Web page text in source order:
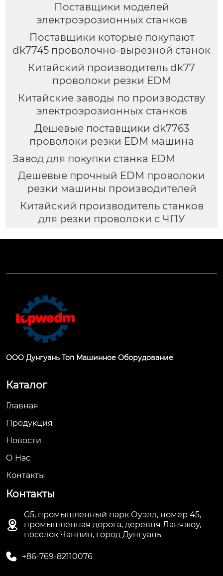
Поставщики моделей
электроэрозионных станков
Поставщики которые покупают
dk7745 проволочно-вырезной станок
Китайский производитель dk77
проволоки резки EDM
Китайские заводы по производству
электроэрозионных станков
Дешевые поставщики dk7763
проволоки резки EDM машина
Завод для покупки станка EDM
Дешевые прочный EDM проволоки
резки машины производителей
Китайский производитель станков
для резки проволоки с ЧПУ
ООО Дунгуань Топ Машинное Оборудование
Каталог
Главная
Продукция
Новости
О Hас
Контакты
Контакты

G5, промышленный парк Оуэлл, номер 45,
промышленная дорога, деревня Ланчжоу,
поселок Чанпин, город Дунгуань
 +86-769-82110076